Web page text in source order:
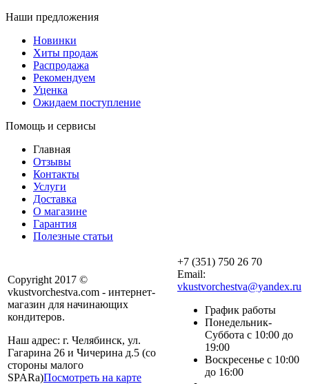
Наши предложения
Новинки
Хиты продаж
Распродажа
Рекомендуем
Уценка
Ожидаем поступление
Помощь и сервисы
Главная
Отзывы
Контакты
Услуги
Доставка
О магазине
Гарантия
Полезные статьи
Copyright 2017 ©
vkustvorchestva.com - интернет-
магазин для начинающих
кондитеров.
Наш адрес: г. Челябинск, ул.
Гагарина 26 и Чичерина д.5 (со
стороны малого
SPARa)Посмотреть на карте
+7 (351) 750 26 70
Email:
vkustvorchestva@yandex.ru
График работы
Понедельник-
Суббота с 10:00 до
19:00
Воскресенье с 10:00
до 16:00